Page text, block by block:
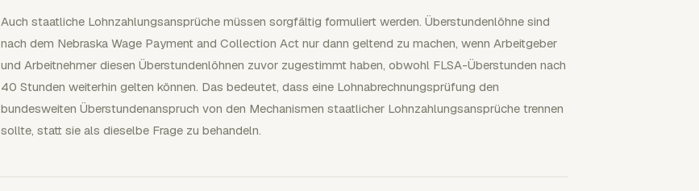
Auch staatliche Lohnzahlungsansprüche müssen sorgfältig formuliert werden. Überstundenlöhne sind
nach dem Nebraska Wage Payment and Collection Act nur dann geltend zu machen, wenn Arbeitgeber
und Arbeitnehmer diesen Überstundenlöhnen zuvor zugestimmt haben, obwohl FLSA-Überstunden nach
40 Stunden weiterhin gelten können. Das bedeutet, dass eine Lohnabrechnungsprüfung den
bundesweiten Überstundenanspruch von den Mechanismen staatlicher Lohnzahlungsansprüche trennen
sollte, statt sie als dieselbe Frage zu behandeln.